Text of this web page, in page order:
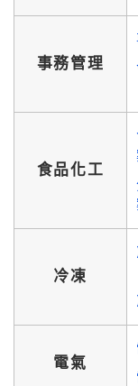
事務管理
食品化工
冷凍
電氣